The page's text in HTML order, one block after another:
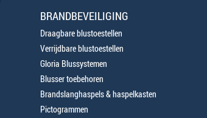
BRANDBEVEILIGING
Draagbare blustoestellen
Verrijdbare blustoestellen
Gloria Blussystemen
Blusser toebehoren
Brandslanghaspels & haspelkasten
Pictogrammen